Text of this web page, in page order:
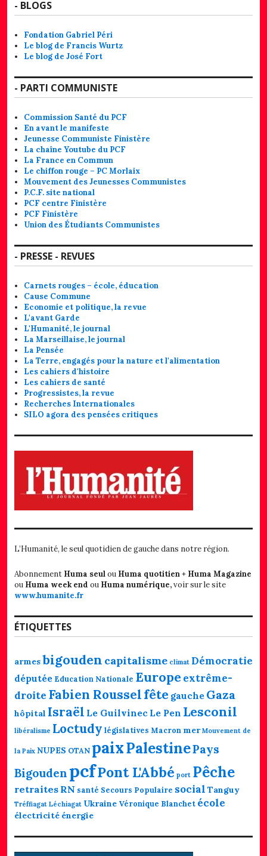
- BLOGS
Fondation Gabriel Péri
Le blog de Francis Wurtz
Le blog de José Fort
- PARTI COMMUNISTE
Commission Santé du PCF
En avant le manifeste
Jeunesse Communiste Finistère
La chaîne Youtube du PCF
La France en Commun
Le chiffon rouge – PC Morlaix
Mouvement des Jeunesses Communistes
P.C.F. site national
PCF centre Finistère
PCF Finistère
Union des Étudiants Communistes
- PRESSE - REVUES
Carnets rouges – école, éducation
Cause Commune
Economie et politique, la revue
L'avant Garde
L'Humanité, le journal
La Marseillaise, le journal
La Pensée
La Terre, engagés pour la nature et l'alimentation
Les cahiers d'histoire
Les cahiers de santé
Progressistes, la revue
Recherches Internationales
SILO agora des pensées critiques
L’Humanité, le seul quotidien de gauche dans notre région.
Abonnement Huma seulou Huma quotitien + Huma Magazine
ou Huma week end ou Huma numérique,voir sur le site
www.humanite.fr
ÉTIQUETTES
armesbigouden capitalisme climat Démocratie
députée Education Nationale Europe extrême-
droite Fabien Rousselfête gauche Gaza
hôpital Israël Le Guilvinec Le Pen Lesconil
libéralisme Loctudy législatives Macron mer Mouvement de
la Paix NUPES OTAN paixPalestinePays
Bigouden pcfPont L'Abbé port Pêche
retraites RN santé Secours Populaire social Tanguy
Tréffiagat Léchiagat Ukraine Véronique Blanchet école
électricité énergie